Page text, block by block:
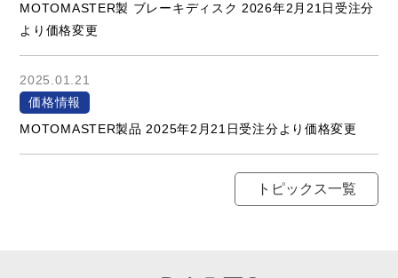
MOTOMASTER製 ブレーキディスク 2026年2月21日受注分
より価格変更
2025.01.21
価格情報
MOTOMASTER製品 2025年2月21日受注分より価格変更
トピックス一覧